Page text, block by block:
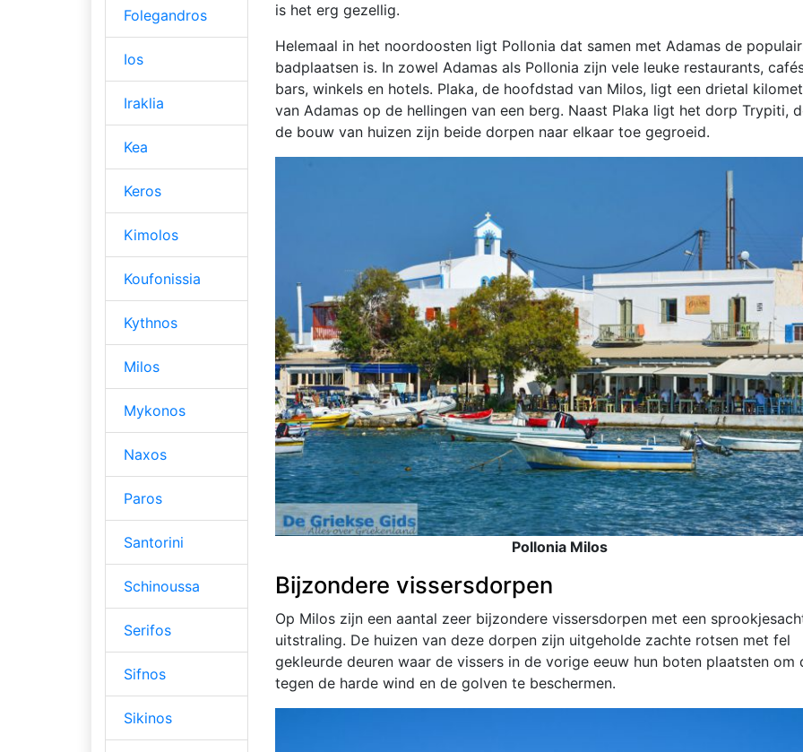
is het erg gezellig.
Helemaal in het noordoosten ligt Pollonia dat samen met Adamas de
badplaatsen is. In zowel Adamas als Pollonia zijn vele leuke restaurants,
bars, winkels en hotels. Plaka, de hoofdstad van Milos, ligt een drietal
van Adamas op de hellingen van een berg. Naast Plaka ligt het dorp Trypiti,
de bouw van huizen zijn beide dorpen naar elkaar toe gegroeid.
Pollonia Milos
Bijzondere vissersdorpen
Op Milos zijn een aantal zeer bijzondere vissersdorpen met een
uitstraling. De huizen van deze dorpen zijn uitgeholde zachte rotsen met fel
gekleurde deuren waar de vissers in de vorige eeuw hun boten plaatsten om
tegen de harde wind en de golven te beschermen.
Folegandros
Ios
Iraklia
Kea
Keros
Kimolos
Koufonissia
Kythnos
Milos
Mykonos
Naxos
Paros
Santorini
Schinoussa
Serifos
Sifnos
Sikinos